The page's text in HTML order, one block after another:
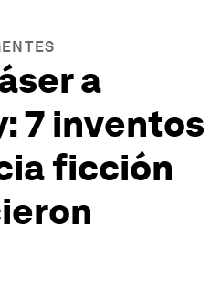
a
7 inventos
ficción